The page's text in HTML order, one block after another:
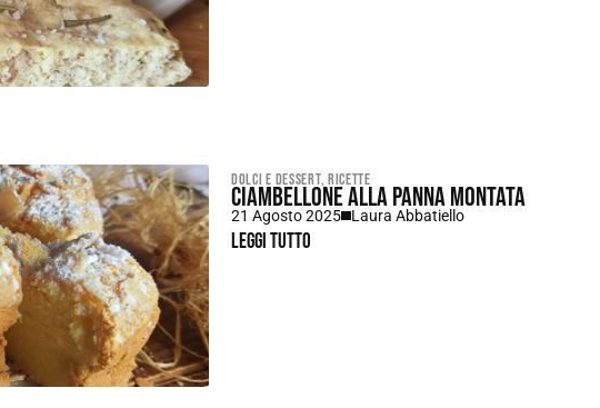
Dolci e dessert, Ricette
Ciambellone alla panna montata
21 Agosto 2025 Laura Abbatiello
Leggi tutto